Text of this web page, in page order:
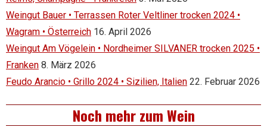
Weingut Bauer • Terrassen Roter Veltliner trocken 2024 •
Wagram • Österreich 16. April 2026
Weingut Am Vögelein • Nordheimer SILVANER trocken 2025 •
Franken 8. März 2026
Feudo Arancio • Grillo 2024 • Sizilien, Italien 22. Februar 2026
Noch mehr zum Wein